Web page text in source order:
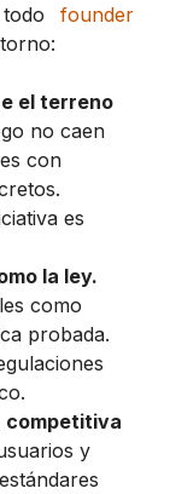
founder
el terreno
no caen
con
es
la ley.
como
probada.
competitiva
y